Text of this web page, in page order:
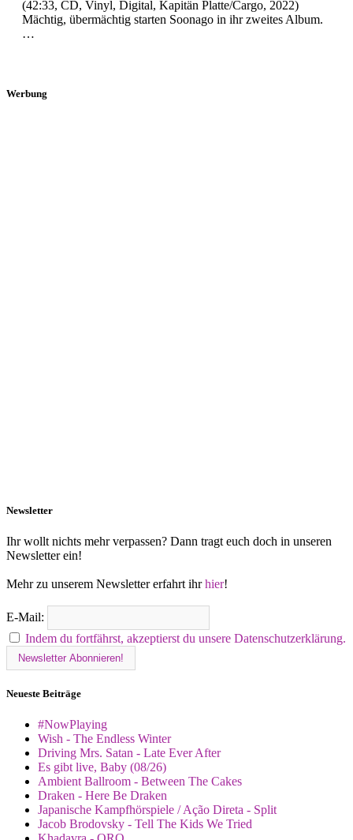
(42:33, CD, Vinyl, Digital, Kapitän Platte/Cargo, 2022)
Mächtig, übermächtig starten Soonago in ihr zweites Album.
…
Werbung
Newsletter
Ihr wollt nichts mehr verpassen? Dann tragt euch doch in unseren
Newsletter ein!
Mehr zu unserem Newsletter erfahrt ihrhier!
E-Mail:
Indem du fortfährst, akzeptierst du unsere Datenschutzerklärung.
Neueste Beiträge
#NowPlaying
Wish - The Endless Winter
Driving Mrs. Satan - Late Ever After
Es gibt live, Baby (08/26)
Ambient Ballroom - Between The Cakes
Draken - Here Be Draken
Japanische Kampfhörspiele / Ação Direta - Split
Jacob Brodovsky - Tell The Kids We Tried